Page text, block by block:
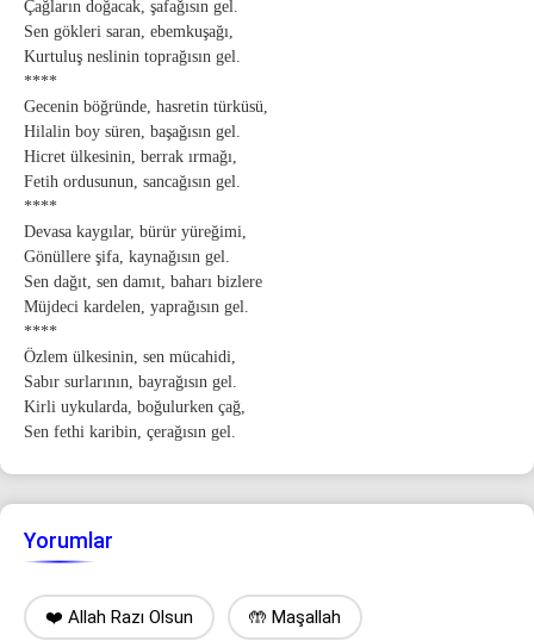
Çağların doğacak, şafağısın gel.
Sen gökleri saran, ebemkuşağı,
Kurtuluş neslinin toprağısın gel.
****
Gecenin böğründe, hasretin türküsü,
Hilalin boy süren, başağısın gel.
Hicret ülkesinin, berrak ırmağı,
Fetih ordusunun, sancağısın gel.
****
Devasa kaygılar, bürür yüreğimi,
Gönüllere şifa, kaynağısın gel.
Sen dağıt, sen damıt, baharı bizlere
Müjdeci kardelen, yaprağısın gel.
****
Özlem ülkesinin, sen mücahidi,
Sabır surlarının, bayrağısın gel.
Kirli uykularda, boğulurken çağ,
Sen fethi karibin, çerağısın gel.
Yorumlar
❤️ Allah Razı Olsun 🤲 Maşallah